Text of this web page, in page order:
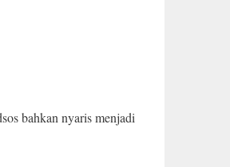
bahkan nyaris menjadi